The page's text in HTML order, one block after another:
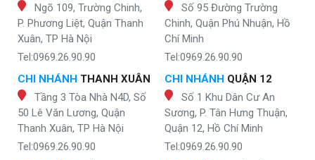
Ngõ 109, Trường Chinh,
P. Phương Liệt, Quận Thanh
Xuân, TP Hà Nội
Tel:0969.26.90.90
CHI NHÁNH THANH XUÂN
Tầng 3 Tòa Nhà N4D, Số
50 Lê Văn Lương, Quận
Thanh Xuân, TP Hà Nội
Tel:0969.26.90.90
Số 95 Đường Trường
Chinh, Quận Phú Nhuận, Hồ
Chí Minh
Tel:0969.26.90.90
CHI NHÁNH QUẬN 12
Số 1 Khu Dân Cư An
Sương, P. Tân Hưng Thuận,
Quận 12, Hồ Chí Minh
Tel:0969.26.90.90